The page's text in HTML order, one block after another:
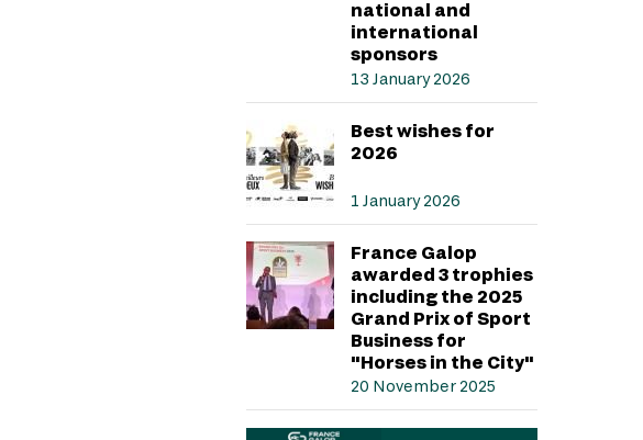
national and
international
sponsors
13 January 2026
Best wishes for
2026
1 January 2026
France Galop
awarded 3 trophies
including the 2025
Grand Prix of Sport
Business for
"Horses in the City"
20 November 2025